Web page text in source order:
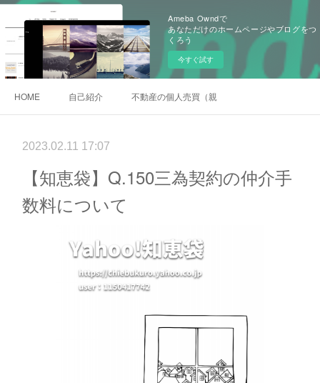
Ameba Owndで
あなただけのホームページやブログをつ
くろう
今すぐ試す
HOME 自己紹介 不動産の個人売買（親族間売買）
2023.02.11 17:07
【知恵袋】Q.150三為契約の仲介手
数料について